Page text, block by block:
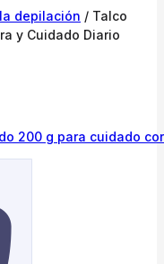
depilación / Talco
y Cuidado Diario